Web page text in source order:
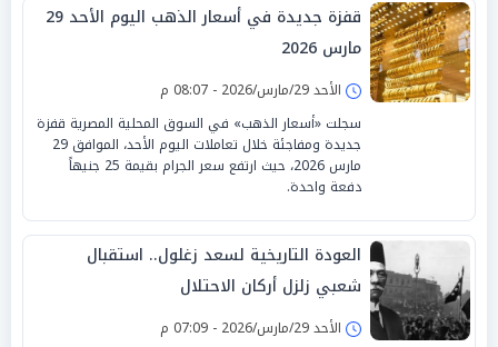
قفزة جديدة في أسعار الذهب اليوم الأحد 29
مارس 2026
الأحد 29/مارس/2026 - 08:07 م
سجلت «أسعار الذهب» في السوق المحلية المصرية قفزة
جديدة ومفاجئة خلال تعاملات اليوم الأحد، الموافق 29
مارس 2026، حيث ارتفع سعر الجرام بقيمة 25 جنيهاً
دفعة واحدة.
العودة التاريخية لسعد زغلول.. استقبال
شعبي زلزل أركان الاحتلال
الأحد 29/مارس/2026 - 07:09 م